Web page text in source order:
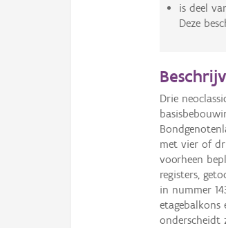
is deel
Deze
Drie
met vier of
voorheen
registers,
in nummer
etagebalkons
onderscheidt